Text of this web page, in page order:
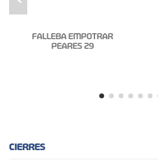
FALLEBA EMPOTRAR
PEARES 29
CIERRES